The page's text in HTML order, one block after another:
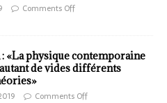
Comments Off
«La physique contemporaine
de vides différents
Comments Off